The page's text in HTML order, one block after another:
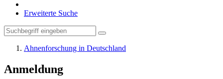
Erweiterte Suche
Ahnenforschung in Deutschland
Anmeldung